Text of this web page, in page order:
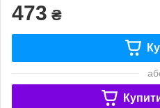
473 ₴